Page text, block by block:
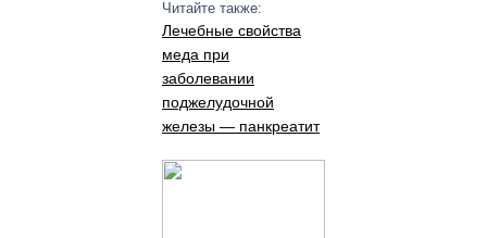
Читайте также:
Лечебные свойства
меда при
заболевании
поджелудочной
железы — панкреатит